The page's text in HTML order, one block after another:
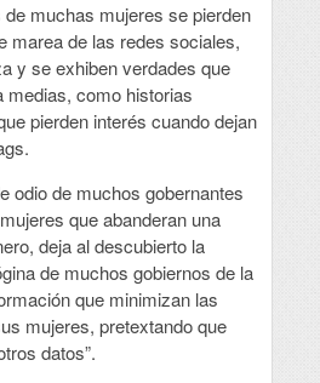
muchas mujeres se pierden
marea de las redes sociales,
y se exhiben verdades que
medias, como historias
pierden interés cuando dejan
odio de muchos gobernantes
que abanderan una
deja al descubierto la
de muchos gobiernos de la
que minimizan las
mujeres, pretextando que
datos”.